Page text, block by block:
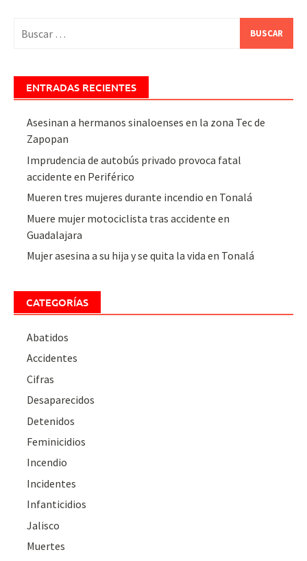
ENTRADAS RECIENTES
Asesinan a hermanos sinaloenses en la zona Tec de
Zapopan
Imprudencia de autobús privado provoca fatal
accidente en Periférico
Mueren tres mujeres durante incendio en Tonalá
Muere mujer motociclista tras accidente en
Guadalajara
Mujer asesina a su hija y se quita la vida en Tonalá
CATEGORÍAS
Abatidos
Accidentes
Cifras
Desaparecidos
Detenidos
Feminicidios
Incendio
Incidentes
Infanticidios
Jalisco
Muertes